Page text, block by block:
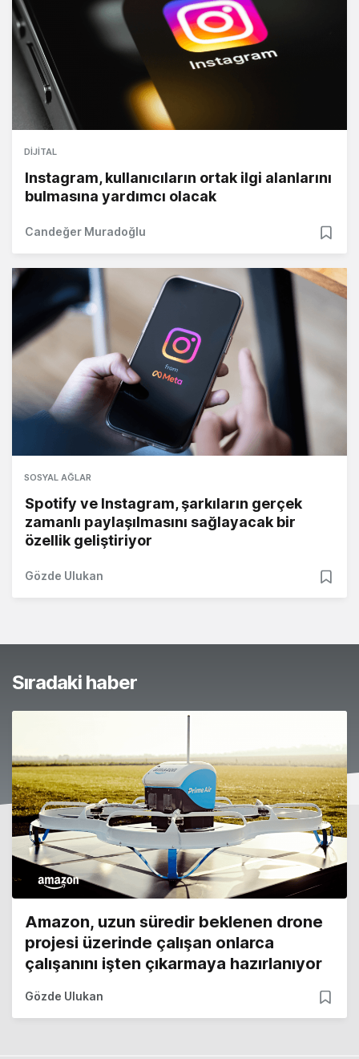
DIJITAL
Instagram, kullanıcıların ortak ilgi alanlarını
bulmasına yardımcı olacak
Candeğer Muradoğlu
SOSYAL AĞLAR
Spotify ve Instagram, şarkıların gerçek
zamanlı paylaşılmasını sağlayacak bir
özellik geliştiriyor
Gözde Ulukan
Sıradaki haber
Amazon, uzun süredir beklenen drone
projesi üzerinde çalışan onlarca
çalışanını işten çıkarmaya hazırlanıyor
Gözde Ulukan